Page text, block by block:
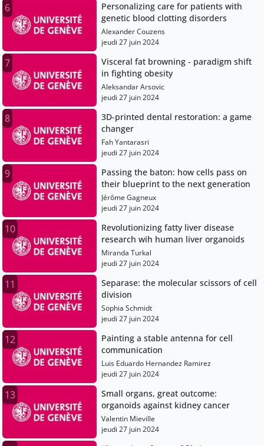
6
Personalizing care for patients with
genetic blood clotting disorders
Alexander Couzens
jeudi 27 juin 2024
7
Visceral fat browning - paradigm shift
in fighting obesity
Aleksandar Arsovic
jeudi 27 juin 2024
8
3D-printed dental restoration: a game
changer
Fah Yantarasri
jeudi 27 juin 2024
9
Passing the baton: how cells pass on
their blueprint to the next generation
Jérôme Gagneux
jeudi 27 juin 2024
10
Revolutionizing fatty liver disease
research wih human liver organoids
Miranda Turkal
jeudi 27 juin 2024
11
Separase: the molecular scissors of cell
division
Sophia Schmidt
jeudi 27 juin 2024
12
Painting a stable antenna for cell
communication
Luis Eduardo Hernandez Ramirez
jeudi 27 juin 2024
13
Small organs, great outcome:
organoids against kidney cancer
Valentin Mieville
jeudi 27 juin 2024